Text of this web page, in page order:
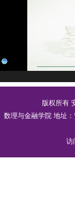
版权所有
数理与金融学院 地址
访